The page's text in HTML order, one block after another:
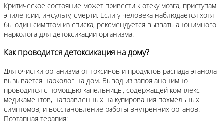
Критическое состояние может привести к отеку мозга, приступам
эпилепсии, инсульту, смерти. Если у человека наблюдается хотя
бы один симптом из списка, рекомендуется вызвать анонимного
нарколога для детоксикации организма.
Как проводится детоксикация на дому?
Для очистки организма от токсинов и продуктов распада этанола
вызывается нарколог на дом. Вывод из запоя анонимно
проводится с помощью капельницы, содержащей комплекс
медикаментов, направленных на купирования похмельных
симптомов, и восстановление работы внутренних органов.
Поэтапная терапия: